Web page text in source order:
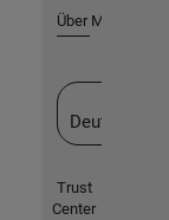
Über MathWorks
Deutschland
Trust
Center